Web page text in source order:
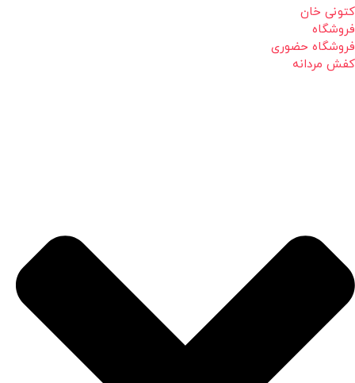
کتونی خان
فروشگاه
فروشگاه حضوری
کفش مردانه